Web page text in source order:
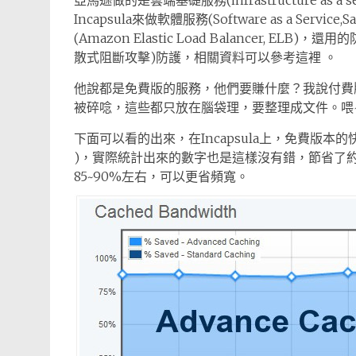
Incapsula來做軟體服務(Software as a
(Amazon Elastic Load Balancer, ELB)，還用
散式阻斷攻擊)防護，相關資料可以參考這裡 。
他說都是免費版的服務，他們要賺什麼？我說付
被碎唸，這些都只放在腦袋理，要整理成文件。
下面可以看的出來，在Incapsula上，免費版本
)，實際統計出來的數字也是這樣沒有錯，節省
85~90%左右，可以更省頻寬。